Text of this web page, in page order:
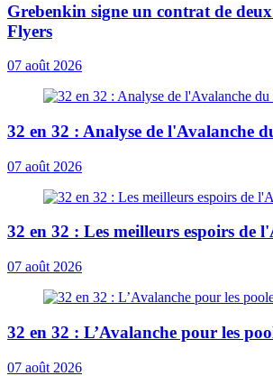
Grebenkin signe un contrat de deux
Flyers
07 août 2026
32 en 32 : Analyse de l'Avalanche
07 août 2026
32 en 32 : Les meilleurs espoirs de
07 août 2026
32 en 32 : L’Avalanche pour les
07 août 2026